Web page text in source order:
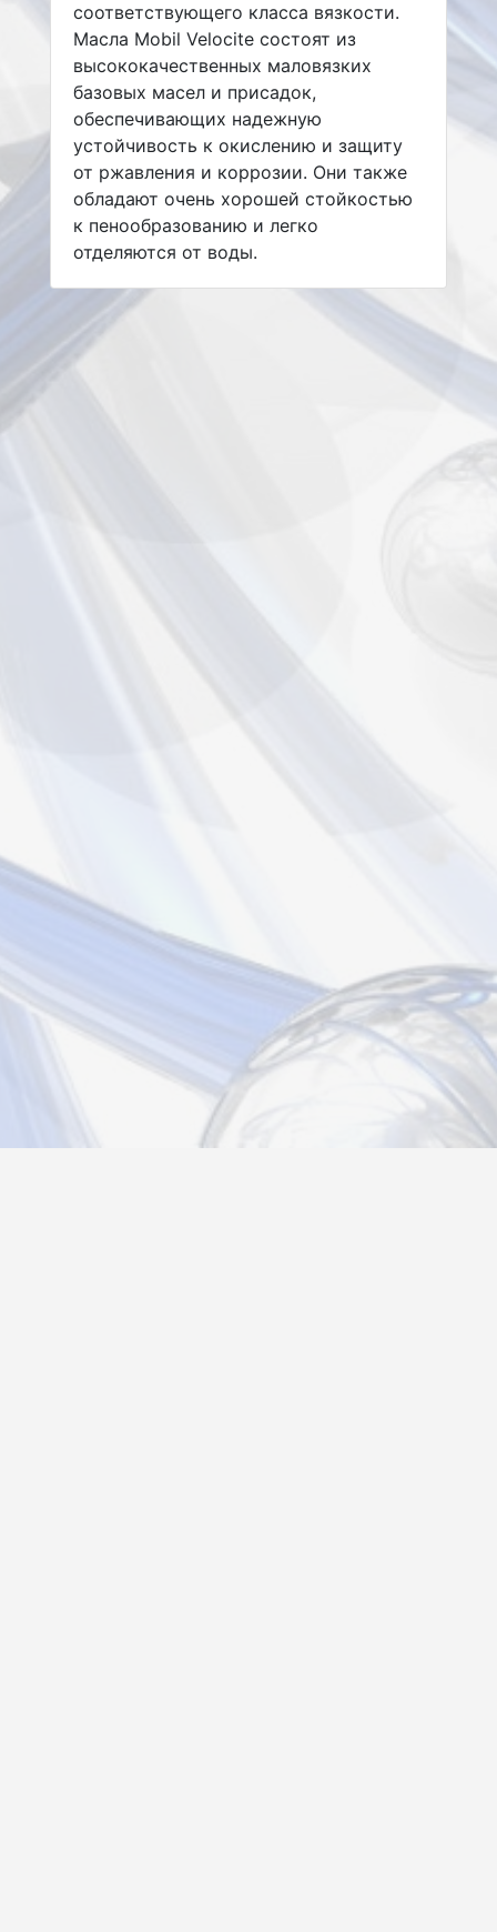
соответствующего класса вязкости.
Масла Mobil Velocite состоят из
высококачественных маловязких
базовых масел и присадок,
обеспечивающих надежную
устойчивость к окислению и защиту
от ржавления и коррозии. Они также
обладают очень хорошей стойкостью
к пенообразованию и легко
отделяются от воды.